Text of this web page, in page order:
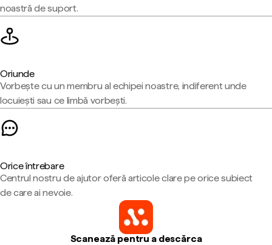
noastră de suport.
Oriunde
Vorbește cu un membru al echipei noastre, indiferent unde
locuiești sau ce limbă vorbești.
Orice întrebare
Centrul nostru de ajutor oferă articole clare pe orice subiect
de care ai nevoie.
Scanează pentru a descărca